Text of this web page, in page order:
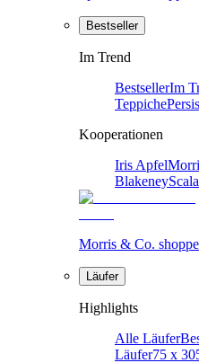
Bestseller
Im Trend
BestsellerIm
Teppiche
Kooperationen
Iris Apfel
Blakeney
Morris & Co.
Läufer
Highlights
Alle Läufer
Läufer75 x